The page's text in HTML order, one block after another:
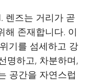
렌즈는 거리가 곧
해 존재합니다. 이
기를 섬세하고 강
명하고, 차분하며,
공간을 자연스럽